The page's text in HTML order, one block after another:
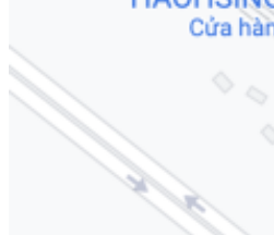
Cọc yên
Phụ tùng khác
Khuyến mãi
Dịch vụ
Bảo dưỡng
Góc kỹ thuật